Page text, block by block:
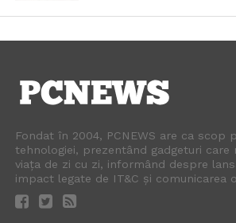
Fondat în 2004, PCNEWS are ca scop
tehnologiei, prezentând gadgeturi care
viața de zi cu zi, informând despre
impact legate de IT&C și comunicarea